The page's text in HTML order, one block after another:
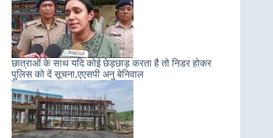
छात्राओं के साथ यदि कोई छेड़छाड़ करता है तो निडर होकर
पुलिस को दें सूचना,एएसपी अनु बेनिवाल